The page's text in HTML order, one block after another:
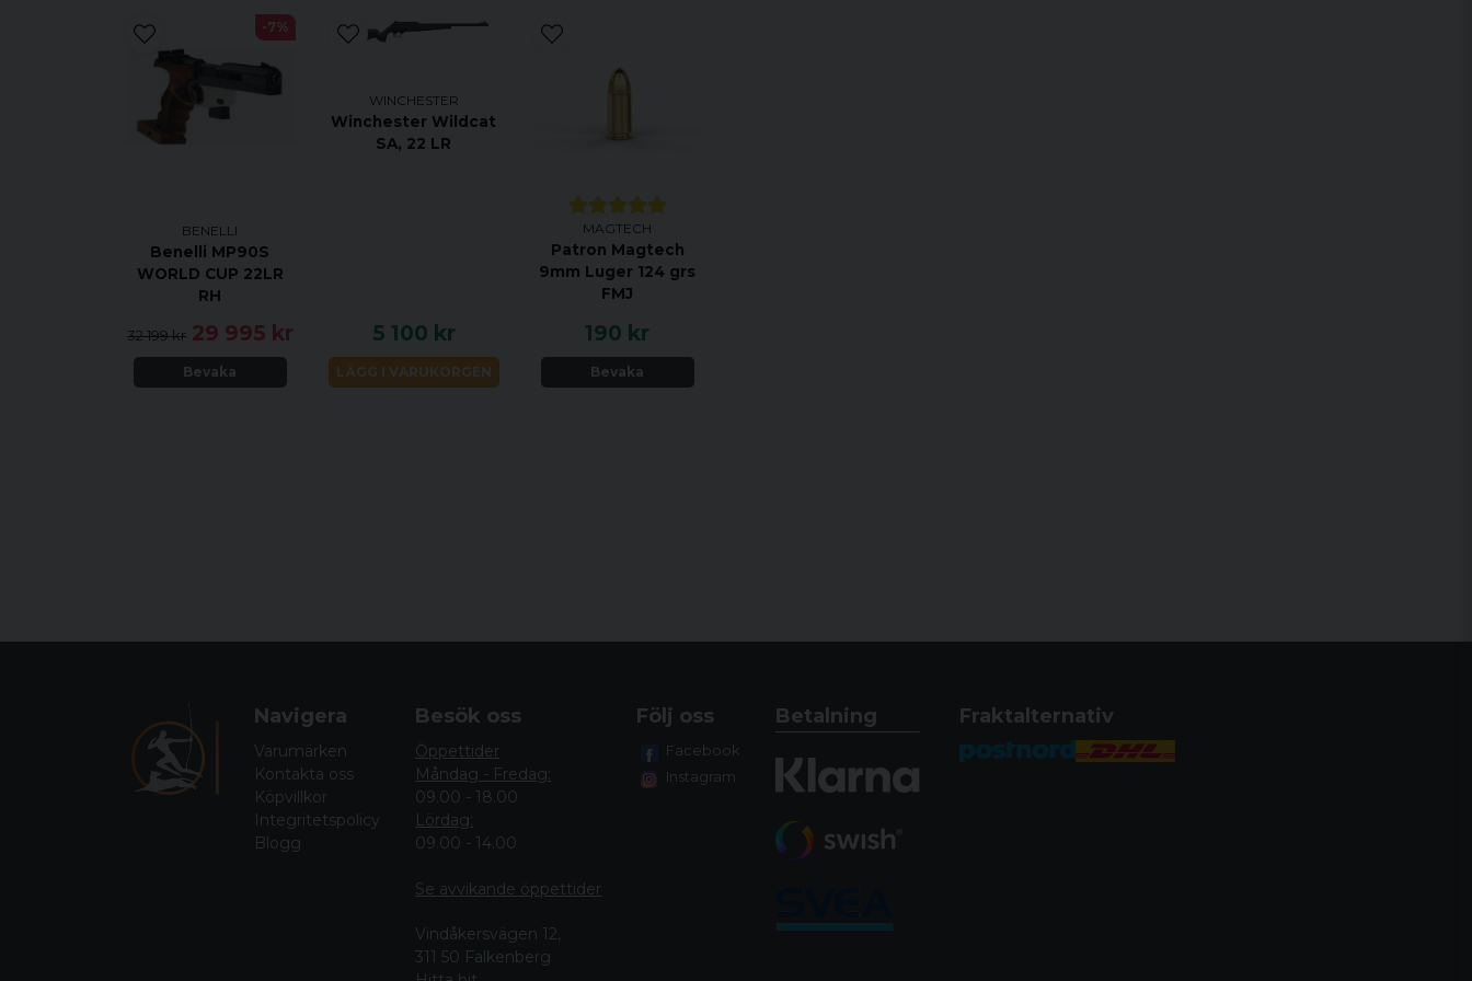
BENELLI
Benelli MP90S
WORLD CUP 22LR
RH
32 199 kr 29 995 kr
Bevaka
-7%
WINCHESTER
Winchester Wildcat
SA, 22 LR
5 100 kr
LÄGG I VARUKORGEN
MAGTECH
Patron Magtech
9mm Luger 124 grs
FMJ
190 kr
Bevaka
Navigera
Varumärken
Kontakta oss
Köpvillkor
Integritetspolicy
Blogg
Besök oss
Öppettider
Måndag - Fredag:
09.00 - 18.00
Lördag:
09.00 - 14.00
Se avvikande öppettider
Vindåkersvägen 12,
311 50 Falkenberg
Följ oss
Facebook
Instagram
Betalning Fraktalternativ